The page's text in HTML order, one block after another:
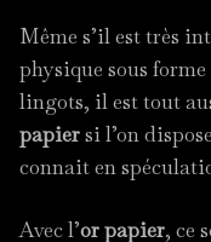
Même s’il est très
physique sous
lingots, il est tout
papiersi l’on
connait en
Avec l’or papier, ce